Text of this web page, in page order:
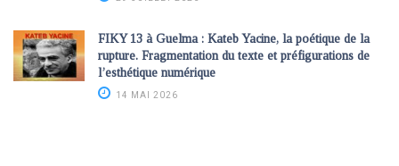
FIKY 13 à Guelma : Kateb Yacine, la poétique de la
rupture. Fragmentation du texte et préfigurations de
l’esthétique numérique
14 MAI 2026